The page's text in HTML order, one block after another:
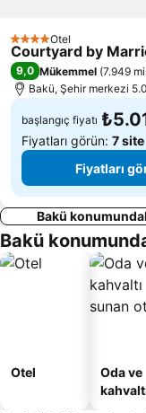
4 YıldızOtel
Courtyard by
9,0 Mükemmel (7.949
Bakü, Şehir merkezi
başlangıç fiyatı
Fiyatları görün: 7 site
Fiyatları
Bakü
Bakü
Otel
Oda ve